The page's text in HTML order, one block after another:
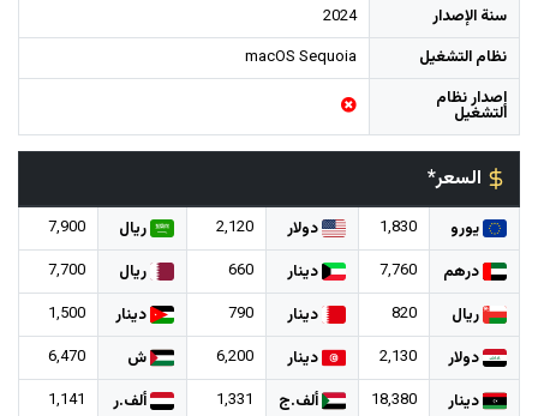
سنة الإصدار
2024
نظام التشغيل
macOS Sequoia
إصدار نظام
التشغيل
السعر*
يورو 1,830 دولار 2,120 ريال
7,900
درهم
7,760 دينار 660 ريال
7,700
ريال
820 دينار 790 دينار
1,500
دولار
2,130 دينار 6,200 ش
6,470
دينار
18,380 ألف.ج 1,331 ألف.ر 1,141